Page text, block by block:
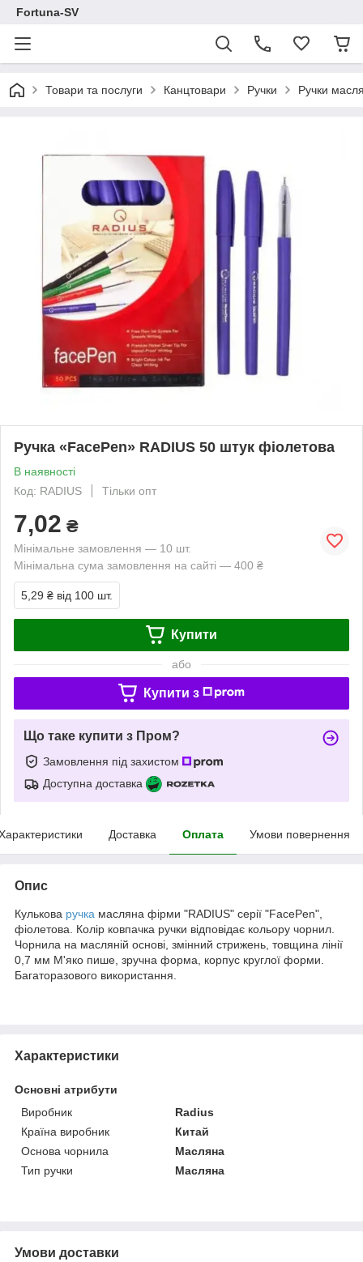
Fortuna-SV
Товари та послуги Канцтовари Ручки Ручки
Ручка «FaсePen» RADIUS 50 штук фіолетова
В наявності
Код: RADIUS
Тільки опт
7,02 ₴
Мінімальне замовлення — 10 шт.
Мінімальна сума замовлення на сайті — 400 ₴
5,29 ₴ від 100 шт.
Купити
або
Купити з
Що таке купити з Пром?
Замовлення під захистом
Доступна доставка
Доставка Оплата Умови повернення
Опис
Кулькова ручка масляна фірми "RADIUS" серії "FaсePen",
фіолетова. Колір ковпачка ручки відповідає кольору чорнил.
Чорнила на масляній основі, змінний стрижень, товщина лінії
0,7 мм М'яко пише, зручна форма, корпус круглої форми.
Багаторазового використання.
Характеристики
Основні атрибути
Виробник
Radius
Країна виробник
Китай
Основа чорнила
Масляна
Тип ручки
Масляна
Умови доставки